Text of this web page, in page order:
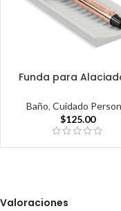
Funda para
Baño,Cuidado
$125.00
Valoraciones